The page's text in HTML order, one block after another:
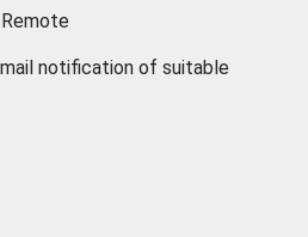
notification of suitable